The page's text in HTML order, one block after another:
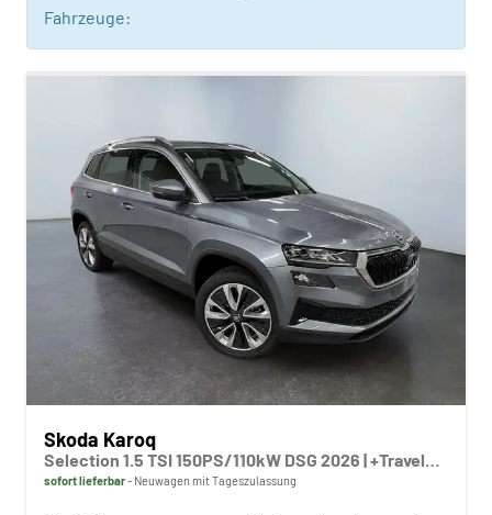
Fahrzeuge:
Skoda Karoq
Selection 1.5 TSI 150PS/110kW DSG 2026 | +TravelAssist +RFK & Parksensoren +Var. Gepäckraumboden
sofort lieferbar Neuwagen mit Tageszulassung